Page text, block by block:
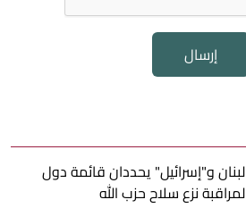
إرسال
لبنان و"إسرائيل" يحددان قائمة دول
لمراقبة نزع سلاح حزب الله